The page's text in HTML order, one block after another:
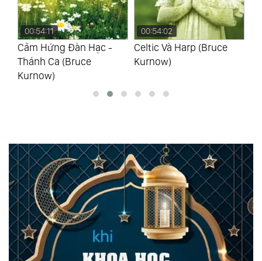
00:54:11
Cảm Hứng Đàn Hạc -
Thánh Ca (Bruce
Kurnow)
00:54:02
Celtic Và Harp (Bruce
Kurnow)